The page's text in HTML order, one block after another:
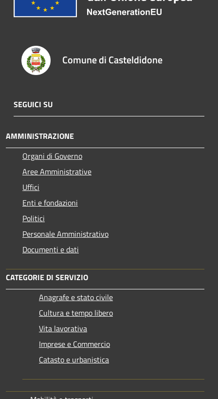
Comune di Casteldidone
SEGUICI SU
AMMINISTRAZIONE
Organi di Governo
Aree Amministrative
Uffici
Enti e fondazioni
Politici
Personale Amministrativo
Documenti e dati
CATEGORIE DI SERVIZIO
Anagrafe e stato civile
Cultura e tempo libero
Vita lavorativa
Imprese e Commercio
Catasto e urbanistica